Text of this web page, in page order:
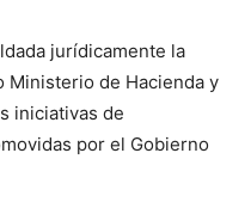
jurídicamente la
Ministerio de Hacienda y
iniciativas de
por el Gobierno